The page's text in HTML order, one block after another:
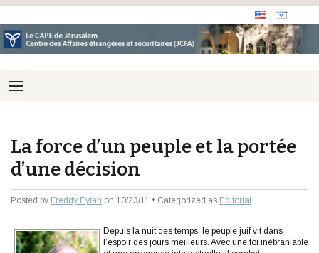
La force d’un peuple et la portée
d’une décision
Posted by Freddy Eytan on 10/23/11 • Categorized as Editorial
Depuis la nuit des temps, le peuple juif vit dans
l’espoir des jours meilleurs. Avec une foi inébranlable